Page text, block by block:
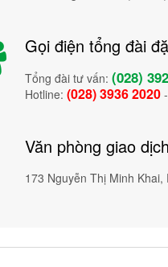
Gọi điện tổng đài
Tổng đài tư vấn: (028)
Hotline: (028) 3936 2020
Văn phòng giao
173 Nguyễn Thị Minh Khai,